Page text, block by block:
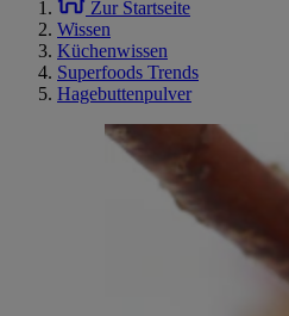
Zur Startseite
Wissen
Küchenwissen
Superfoods Trends
Hagebuttenpulver